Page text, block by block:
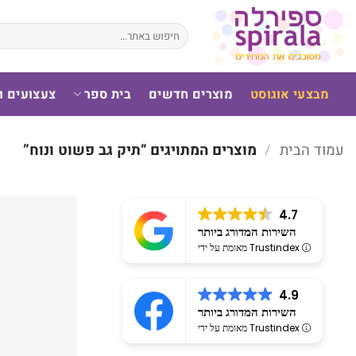
דלג
לתוכן
חיפוש
עבור:
מבצעי אוגוסט מוצרים חדשים בית ספר צעצועים
עמוד הבית / מוצרים המתויגים “תיק גב פשוט ונוח”
4.7
השירות המדורג ביותר
מאומת על ידי Trustindex
4.9
השירות המדורג ביותר
מאומת על ידי Trustindex